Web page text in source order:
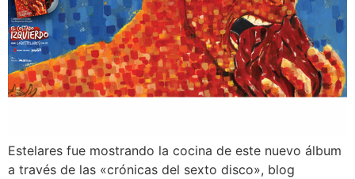
Estelares fue mostrando la cocina de este nuevo álbum
a través de las «crónicas del sexto disco», blog